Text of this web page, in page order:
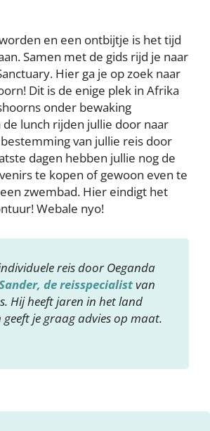
en een ontbijtje is het tijd
Samen met de gids rijd je naar
Hier ga je op zoek naar
Dit is de enige plek in Afrika
onder bewaking
lunch rijden jullie door naar
bestemming van jullie reis door
dagen hebben jullie nog de
te kopen of gewoon even te
zwembad. Hier eindigt het
Webale nyo!
reis door Oeganda
de reisspecialistvan
Hij heeft jaren in het land
geeft je graag advies op maat.